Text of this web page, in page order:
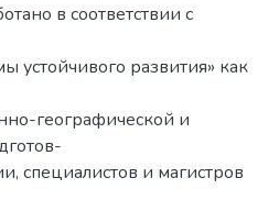
в соответствии с
устойчивого развития» как
географической и
специалистов и магистров